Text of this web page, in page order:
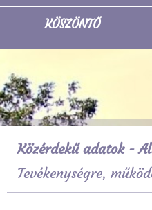
KÖSZÖNTŐ
Közérdekű adatok -
Tevékenységre,